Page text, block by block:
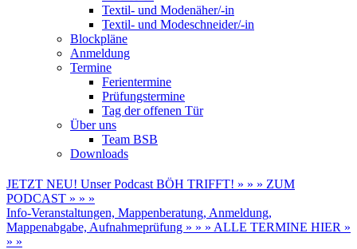
Textil- und Modenäher/-in
Textil- und Modeschneider/-in
Blockpläne
Anmeldung
Termine
Ferientermine
Prüfungstermine
Tag der offenen Tür
Über uns
Team BSB
Downloads
JETZT NEU! Unser Podcast BÖH TRIFFT! » » » ZUM
PODCAST » » »
Info-Veranstaltungen, Mappenberatung, Anmeldung,
Mappenabgabe, Aufnahmeprüfung » » » ALLE TERMINE HIER »
» »